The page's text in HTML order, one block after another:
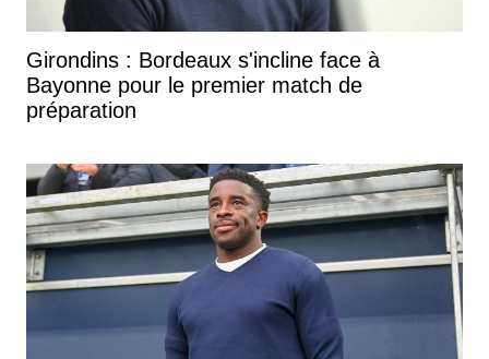
Girondins : Bordeaux s'incline face à
Bayonne pour le premier match de
préparation